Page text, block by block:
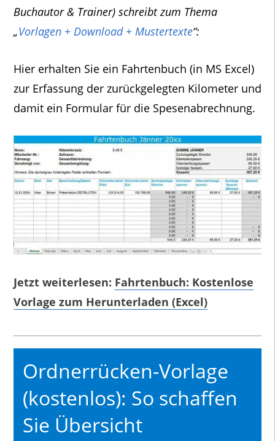
Buchautor & Trainer) schreibt zum Thema
„Vorlagen + Download + Mustertexte“:
Hier erhalten Sie ein Fahrtenbuch (in MS Excel)
zur Erfassung der zurückgelegten Kilometer und
damit ein Formular für die Spesenabrechnung.
Jetzt weiterlesen: Fahrtenbuch: Kostenlose
Vorlage zum Herunterladen (Excel)
Ordnerrücken-Vorlage
(kostenlos): So schaffen
Sie Übersicht